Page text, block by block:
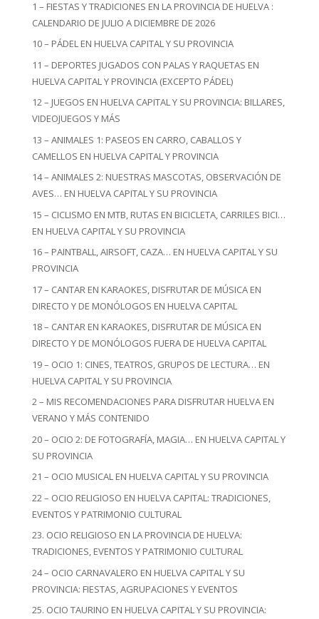
1 – FIESTAS Y TRADICIONES EN LA PROVINCIA DE HUELVA :
CALENDARIO DE JULIO A DICIEMBRE DE 2026
10 – PÁDEL EN HUELVA CAPITAL Y SU PROVINCIA
11 – DEPORTES JUGADOS CON PALAS Y RAQUETAS EN
HUELVA CAPITAL Y PROVINCIA (EXCEPTO PÁDEL)
12 – JUEGOS EN HUELVA CAPITAL Y SU PROVINCIA: BILLARES,
VIDEOJUEGOS Y MÁS
13 – ANIMALES 1: PASEOS EN CARRO, CABALLOS Y
CAMELLOS EN HUELVA CAPITAL Y PROVINCIA
14 – ANIMALES 2: NUESTRAS MASCOTAS, OBSERVACIÓN DE
AVES… EN HUELVA CAPITAL Y SU PROVINCIA
15 – CICLISMO EN MTB, RUTAS EN BICICLETA, CARRILES BICI…
EN HUELVA CAPITAL Y SU PROVINCIA
16 – PAINTBALL, AIRSOFT, CAZA… EN HUELVA CAPITAL Y SU
PROVINCIA
17 – CANTAR EN KARAOKES, DISFRUTAR DE MÚSICA EN
DIRECTO Y DE MONÓLOGOS EN HUELVA CAPITAL
18 – CANTAR EN KARAOKES, DISFRUTAR DE MÚSICA EN
DIRECTO Y DE MONÓLOGOS FUERA DE HUELVA CAPITAL
19 – OCIO 1: CINES, TEATROS, GRUPOS DE LECTURA… EN
HUELVA CAPITAL Y SU PROVINCIA
2 – MIS RECOMENDACIONES PARA DISFRUTAR HUELVA EN
VERANO Y MÁS CONTENIDO
20 – OCIO 2: DE FOTOGRAFÍA, MAGIA… EN HUELVA CAPITAL Y
SU PROVINCIA
21 – OCIO MUSICAL EN HUELVA CAPITAL Y SU PROVINCIA
22 – OCIO RELIGIOSO EN HUELVA CAPITAL: TRADICIONES,
EVENTOS Y PATRIMONIO CULTURAL
23. OCIO RELIGIOSO EN LA PROVINCIA DE HUELVA:
TRADICIONES, EVENTOS Y PATRIMONIO CULTURAL
24 – OCIO CARNAVALERO EN HUELVA CAPITAL Y SU
PROVINCIA: FIESTAS, AGRUPACIONES Y EVENTOS
25. OCIO TAURINO EN HUELVA CAPITAL Y SU PROVINCIA: